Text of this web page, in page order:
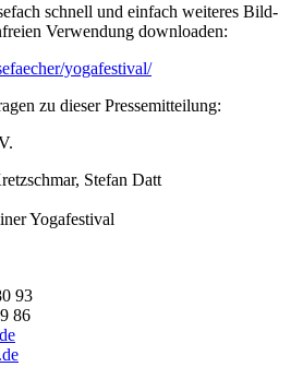
schnell und einfach weiteres Bild-
Verwendung downloaden:
yogafestival/
zu dieser Pressemitteilung:
Stefan Datt
Yogafestival
93
86